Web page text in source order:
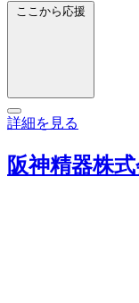
ここから応援
詳細を見る
阪神精器株